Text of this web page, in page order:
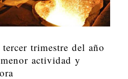
trimestre del año
actividad y